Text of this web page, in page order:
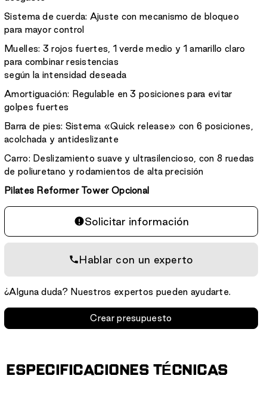
Sistema de cuerda: Ajuste con mecanismo de bloqueo
para mayor control
Muelles: 3 rojos fuertes, 1 verde medio y 1 amarillo claro
para combinar resistencias
según la intensidad deseada
Amortiguación: Regulable en 3 posiciones para evitar
golpes fuertes
Barra de pies: Sistema «Quick release» con 6 posiciones,
acolchada y antideslizante
Carro: Deslizamiento suave y ultrasilencioso, con 8 ruedas
de poliuretano y rodamientos de alta precisión
Pilates Reformer Tower Opcional
Solicitar información
Hablar con un experto
¿Alguna duda? Nuestros expertos pueden ayudarte.
Crear presupuesto
ESPECIFICACIONES TÉCNICAS